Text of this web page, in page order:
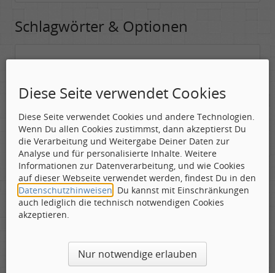
Schlagwörter & Optionen
Suchwörter:
werden soll.
Nach allen angegebenen Begriffen suchen.
Mindestens ein Begriff muss vorhanden sein.
Suche nach Benutzer:
Hier kannst Du (optional) nach einem Benutzer suchen, der den
Beitrag verfasst hat. Du kannst den * als Jokerzeichen benutzen, um
ähnliche Nutzernamen zu finden.
Die Visuelle Bestätigung hilft dabei automatische Spambots
und Scripte von den Diensten dieses Forums abzuhalten.
Derartige Scripte sind normalerweise nicht in der Lage den
Diese Seite verwendet Cookies
Diese Seite verwendet Cookies und andere Technologien.
Wenn Du allen Cookies zustimmst, dann akzeptierst Du
die Verarbeitung und Weitergabe Deiner Daten zur
Analyse und für personalisierte Inhalte. Weitere
Informationen zur Datenverarbeitung, und wie Cookies
auf dieser Webseite verwendet werden, findest Du in den
Datenschutzhinweisen . Du kannst mit Einschränkungen
auch lediglich die technisch notwendigen Cookies
akzeptieren.
Nur notwendige erlauben